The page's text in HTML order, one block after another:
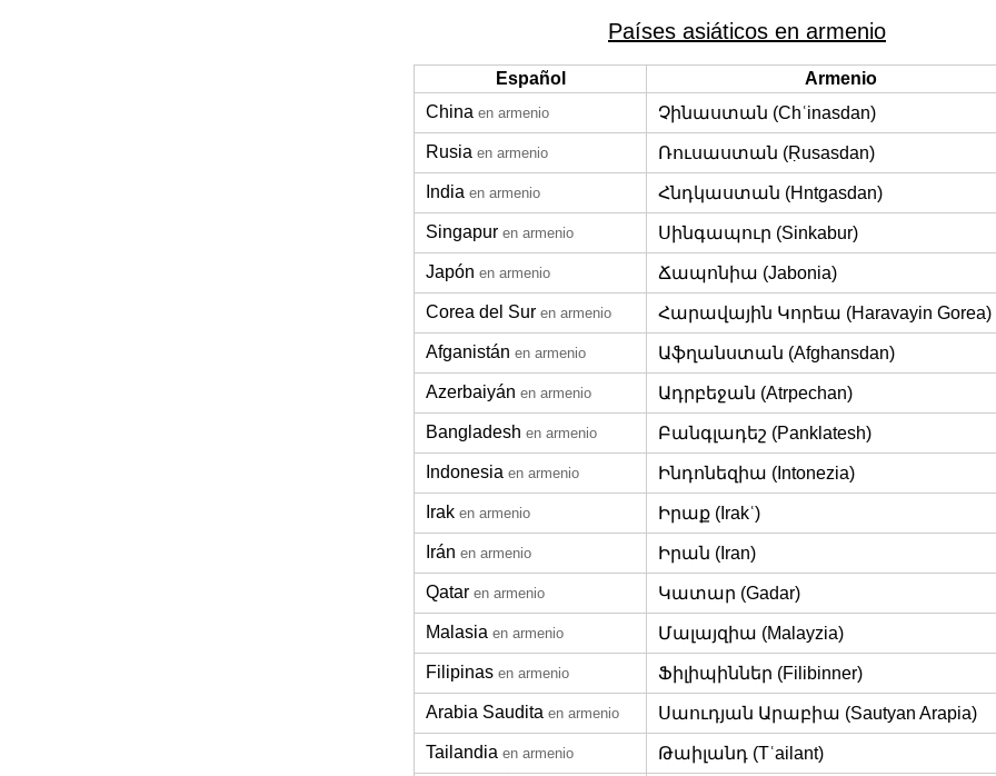
Países asiáticos en armenio
Español
Armenio
China en armenio Չինաստան (Chʿinasdan)
Rusia en armenio Ռուսաստան (Ṛusasdan)
India en armenio Հնդկաստան (Hntgasdan)
Singapur en armenio Սինգապուր (Sinkabur)
Japón en armenio Ճապոնիա (Jabonia)
Corea del Sur en armenio Հարավային Կորեա (Haravayin Gorea)
Afganistán en armenio Աֆղանստան (Afghansdan)
Azerbaiyán en armenio Ադրբեջան (Atrpechan)
Bangladesh en armenio Բանգլադեշ (Panklatesh)
Indonesia en armenio Ինդոնեզիա (Intonezia)
Irak en armenio Իրաք (Irakʿ)
Irán en armenio Իրան (Iran)
Qatar en armenio Կատար (Gadar)
Malasia en armenio Մալայզիա (Malayzia)
Filipinas en armenio Ֆիլիպիններ (Filibinner)
Arabia Saudita en armenio Սաուդյան Արաբիա (Sautyan Arapia)
Tailandia en armenio
Թաիլանդ (Tʿailant)